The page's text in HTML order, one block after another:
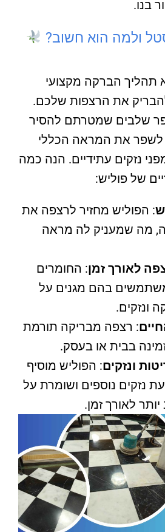
בנו.
ולמה הוא חשוב?
תהליך הברקה מקצועי
את הרצפות שלכם.
שלבים שמטרתם להסיר
לשפר את המראה הכללי
נזקים עתידיים. הנה כמה
של פוליש:
: הפוליש מחזיר לרצפה את
מה שמעניק לה מראה
לאורך זמן: החומרים
בהם מגנים על
ונזקים.
: רצפה מבריקה תורמת
בבית או בעסק.
ונזקים: הפוליש מוסיף
נזקים נוספים ושומרת על
לאורך זמן.